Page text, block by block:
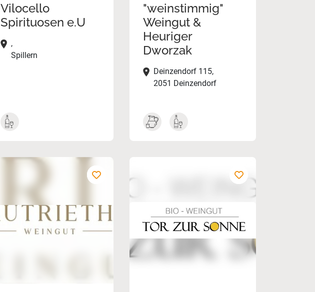
Vilocello
Spirituosen e.U
,
Spillern
"weinstimmig"
Weingut &
Heuriger
Dworzak
Deinzendorf 115,
2051 Deinzendorf